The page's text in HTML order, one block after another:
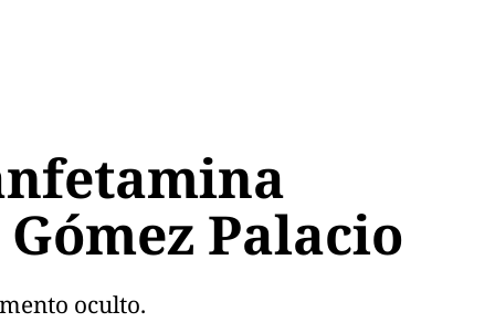
Palacio
oculto.